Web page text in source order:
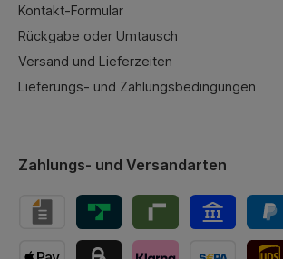
Kontakt-Formular
Rückgabe oder Umtausch
Versand und Lieferzeiten
Lieferungs- und Zahlungsbedingungen
Zahlungs- und Versandarten